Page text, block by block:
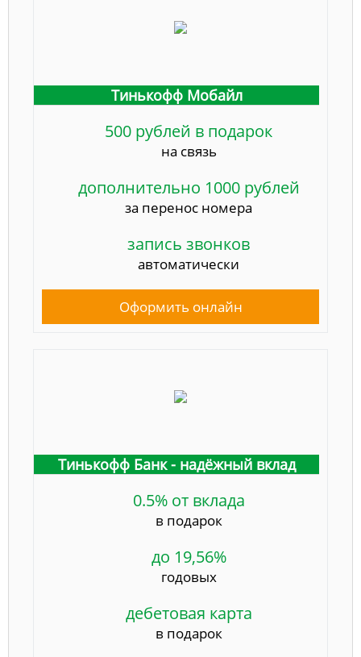
Тинькофф Мобайл
500 рублей в подарок
на связь
дополнительно 1000 рублей
за перенос номера
запись звонков
автоматически
Оформить онлайн
Тинькофф Банк - надёжный вклад
0.5% от вклада
в подарок
до 19,56%
годовых
дебетовая карта
в подарок